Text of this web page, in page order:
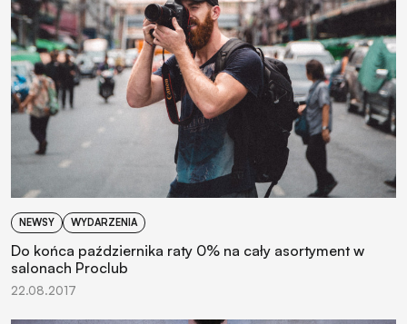
NEWSY WYDARZENIA
Do końca października raty 0% na cały asortyment w
salonach Proclub
22.08.2017